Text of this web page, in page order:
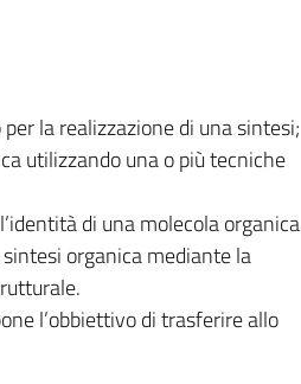
la realizzazione di una sintesi;
utilizzando una o più tecniche
di una molecola organica
organica mediante la
l’obbiettivo di trasferire allo